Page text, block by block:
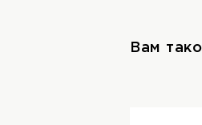
Вам